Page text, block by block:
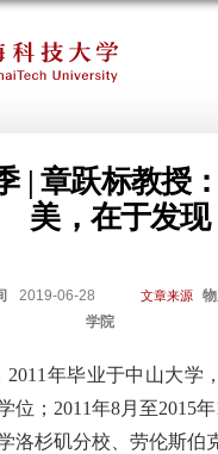
| 章跃标教授
美，在于发现
2019-06-28 文章来源
学院
2011 年毕业于中山大学
位； 2011年8月至2015年
洛杉矶分校、劳伦斯伯